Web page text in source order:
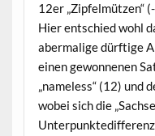
12er „Zipfelmützen“
Hier entschied wohl
abermalige dürftige
einen gewonnenen
„nameless“ (12) und
wobei sich die
Unterpunktedifferenz